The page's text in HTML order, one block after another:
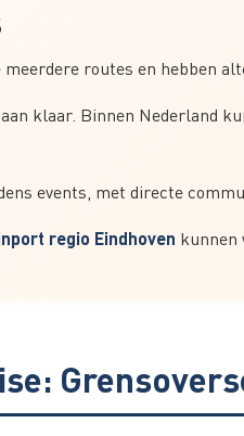
meerdere routes en hebben
klaar. Binnen Nederland
events, met directe
regio Eindhoven kunnen